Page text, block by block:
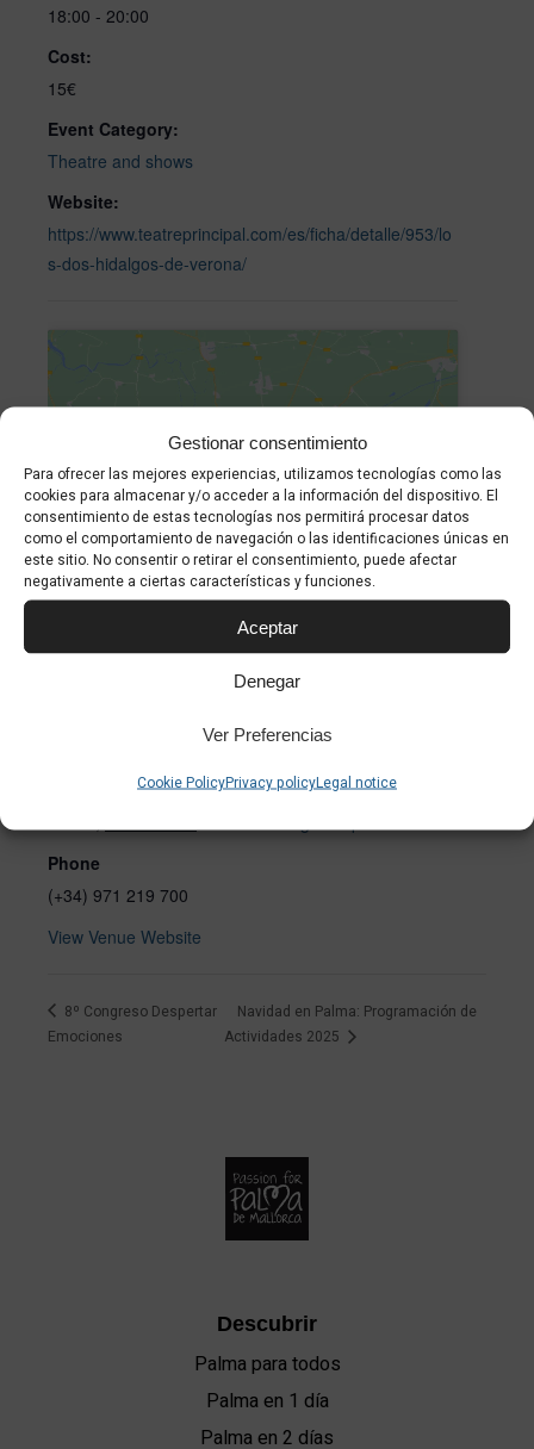
Gestionar consentimiento
Para ofrecer las mejores experiencias, utilizamos tecnologías como las
cookies para almacenar y/o acceder a la información del dispositivo. El
consentimiento de estas tecnologías nos permitirá procesar datos
como el comportamiento de navegación o las identificaciones únicas en
este sitio. No consentir o retirar el consentimiento, puede afectar
negativamente a ciertas características y funciones.
Aceptar
Denegar
Ver Preferencias
Cookie PolicyPrivacy policyLegal notice
18:00 - 20:00
Cost:
15€
Event Category:
Theatre and shows
Website:
https://www.teatreprincipal.com/es/ficha/detalle/953/lo
s-dos-hidalgos-de-verona/
Carrer de la Riera, 2
Phone
(+34) 971 219 700
View Venue Website
Click to accept marketing cookies and
enable this content
8º Congreso Despertar
Emociones
Navidad en Palma: Programación de
Actividades 2025
Descubrir
Palma para todos
Palma en 1 día
Palma en 2 días